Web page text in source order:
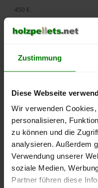
Zustimmung
Diese Webseite
Wir verwenden
personalisieren,
zu können und die
analysieren. Außerdem
Verwendung unserer
soziale Medien,
Partner führen diese
lose
September
350 €
400 €
450 €
Die aktuelle
können Sie jederzeit